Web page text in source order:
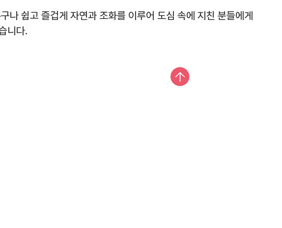
나 쉽고 즐겁게 자연과 조화를 이루어 도심 속에 지친 분들에게
니다.